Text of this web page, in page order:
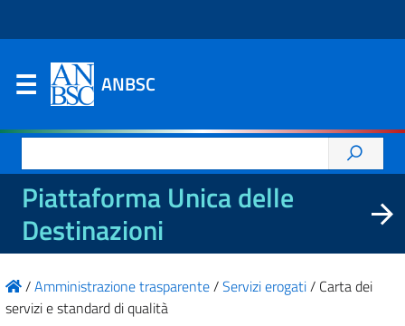
ANBSC
per:
Piattaforma Unica delle
Destinazioni
/Amministrazione trasparente/Servizi erogati/ Carta dei
servizi e standard di qualità